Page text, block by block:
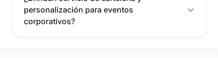
personalización para eventos
corporativos?